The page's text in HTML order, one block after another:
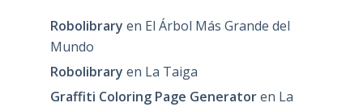
Robolibrary en El Árbol Más Grande del
Mundo
Robolibrary en La Taiga
Graffiti Coloring Page Generatoren La